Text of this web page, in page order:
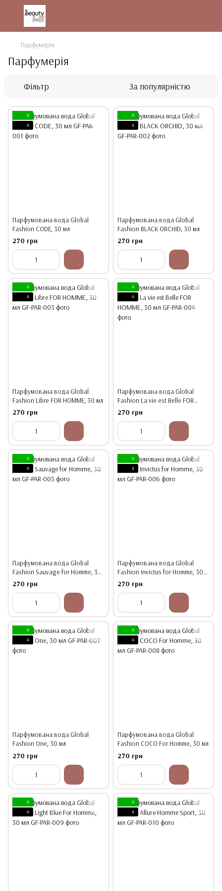
Парфумерія
Парфумерія
Фільтр За популярністю
4
4
Парфумована вода Global
Fashion CODE, 30 мл
270 грн
4
4
Парфумована вода Global
Fashion BLACK ORCHID, 30 мл
270 грн
4
4
Парфумована вода Global
Fashion Libre FOR HOMME, 30 мл
270 грн
4
4
Парфумована вода Global
Fashion La vie est Belle FOR
HOMME, 30 мл
270 грн
4
4
Парфумована вода Global
Fashion Sauvage for Homme, 30
мл
270 грн
4
4
Парфумована вода Global
Fashion Invictus for Homme, 30
мл
270 грн
4
4
Парфумована вода Global
Fashion One, 30 мл
270 грн
4
4
Парфумована вода Global
Fashion COCO For Homme, 30 мл
270 грн
4
4
4
4